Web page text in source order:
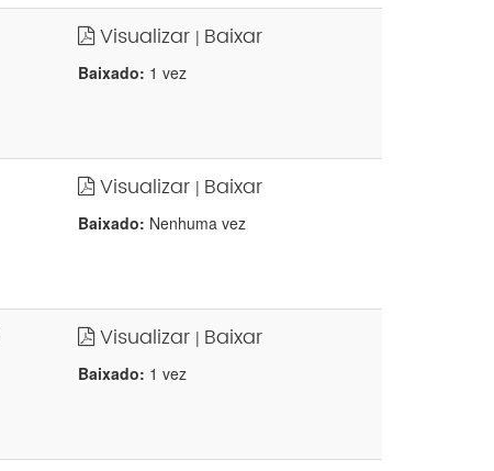
Visualizar | Baixar
Baixado: 1 vez
Visualizar | Baixar
Baixado: Nenhuma vez
Visualizar | Baixar
Baixado: 1 vez